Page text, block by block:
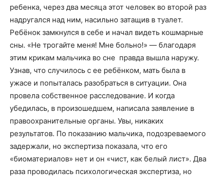
ребенка, через два месяца этот человек во второй раз
надругался над ним, насильно затащив в туалет.
Ребёнок замкнулся в себе и начал видеть кошмарные
сны. «Не трогайте меня! Мне больно!» — благодаря
этим крикам мальчика во сне правда вышла наружу.
Узнав, что случилось с ее ребёнком, мать была в
ужасе и попыталась разобраться в ситуации. Она
провела собственное расследование. И когда
убедилась, в произошедшем, написала заявление в
правоохранительные органы. Увы, никаких
результатов. По показанию мальчика, подозреваемого
задержали, но экспертиза показала, что его
«биоматериалов» нет и он «чист, как белый лист». Два
раза проводилась психологическая экспертиза, но